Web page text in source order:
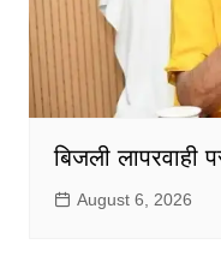
बिजली लापरवाही
August 6, 2026